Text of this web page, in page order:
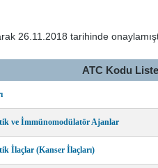
26.11.2018 tarihinde
ATC Kodu
ve İmmünomodülatör Ajanlar
İlaçlar (Kanser İlaçları)